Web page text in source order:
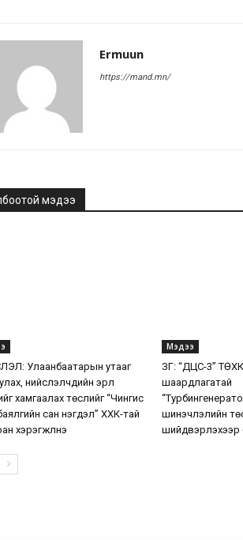
Ermuun
https://mand.mn/
мэдээ
Улаанбаатарын утааг
нийслэлчүүдийн эрүүл
хамгаалах төслийг “Чингис
сан нэгдэл” ХХК-тай
хэрэгжүүлнэ
Мэдээ
ЗГ: “ДЦС-3”
шаардлагатай
шинэчлэлийн
шийдвэрлэхээр